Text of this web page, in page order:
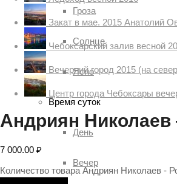
Гроза
Солнце
Ясно
Время суток
День
Вечер
Закат в мае. 2015 Анатолий
Чебоксарский залив весной
Вечерний город 2015 (на
Центр города Чебоксары
Андриян
7 000.00 ₽
Количество товара Андриян Николаев -